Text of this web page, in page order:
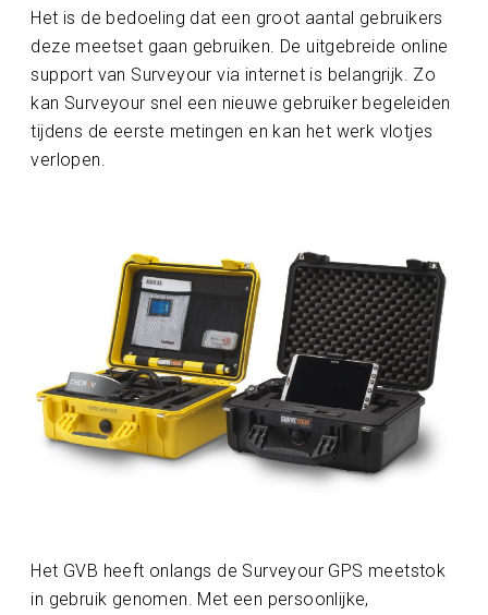
Het is de bedoeling dat een groot aantal gebruikers
deze meetset gaan gebruiken. De uitgebreide online
support van Surveyour via internet is belangrijk. Zo
kan Surveyour snel een nieuwe gebruiker begeleiden
tijdens de eerste metingen en kan het werk vlotjes
verlopen.
Het GVB heeft onlangs de Surveyour GPS meetstok
in gebruik genomen. Met een persoonlijke,